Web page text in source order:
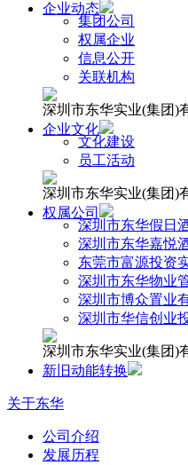
企业动态
集团公司
权属企业
信息公开
关联机构
深圳市东华实业(集团)
企业文化
文化建设
员工活动
深圳市东华实业(集团)
权属公司
深圳市东华假日
深圳市东华嘉悦
东莞市富源投资
深圳市东华物业
深圳市博众置业
深圳市华信创业
深圳市东华实业(集团)
新旧动能转换
关于东华
公司介绍
发展历程